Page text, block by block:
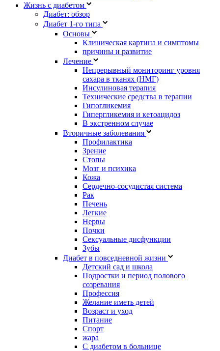
Жизнь с диабетом
Диабет: обзор
Диабет 1-го типа
Основы
Клиническая картина и симптомы
причины и развитие
Лечение
Непрерывный мониторинг уровня
сахара в тканях (НМГ)
Инсулиновая терапия
Технические средства в терапии
Гипогликемия
Гипергликемия и кетоацидоз
В экстренном случае
Вторичные заболевания
Профилактика
Зрение
Стопы
Мозг и психика
Кожа
Сердечно-сосудистая система
Рак
Печень
Легкие
Нервы
Почки
Сексуальные дисфункции
Зубы
Диабет в повседневной жизни
Детский сад и школа
Подростки и период полового
созревания
Профессия
Желание иметь детей
Возраст и уход
Питание
Спорт
жара
С диабетом в больнице